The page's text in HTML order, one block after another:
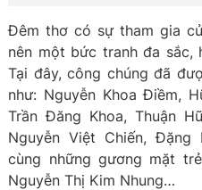
Đêm thơ có sự tham gia
nên một bức tranh đa sắc,
Tại đây, công chúng đã
như: Nguyễn Khoa Điềm,
Trần Đăng Khoa, Thuận
Nguyễn Việt Chiến, Đặng
cùng những gương mặt
Nguyễn Thị Kim Nhung…